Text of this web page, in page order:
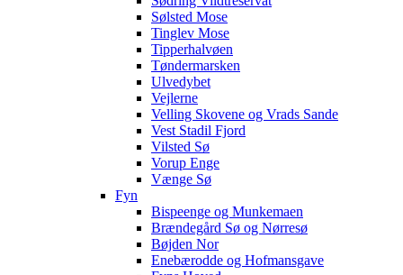
Sølsted Mose
Tinglev Mose
Tipperhalvøen
Tøndermarsken
Ulvedybet
Vejlerne
Velling Skovene og Vrads Sande
Vest Stadil Fjord
Vilsted Sø
Vorup Enge
Vænge Sø
Fyn
Bispeenge og Munkemaen
Brændegård Sø og Nørresø
Bøjden Nor
Enebærodde og Hofmansgave